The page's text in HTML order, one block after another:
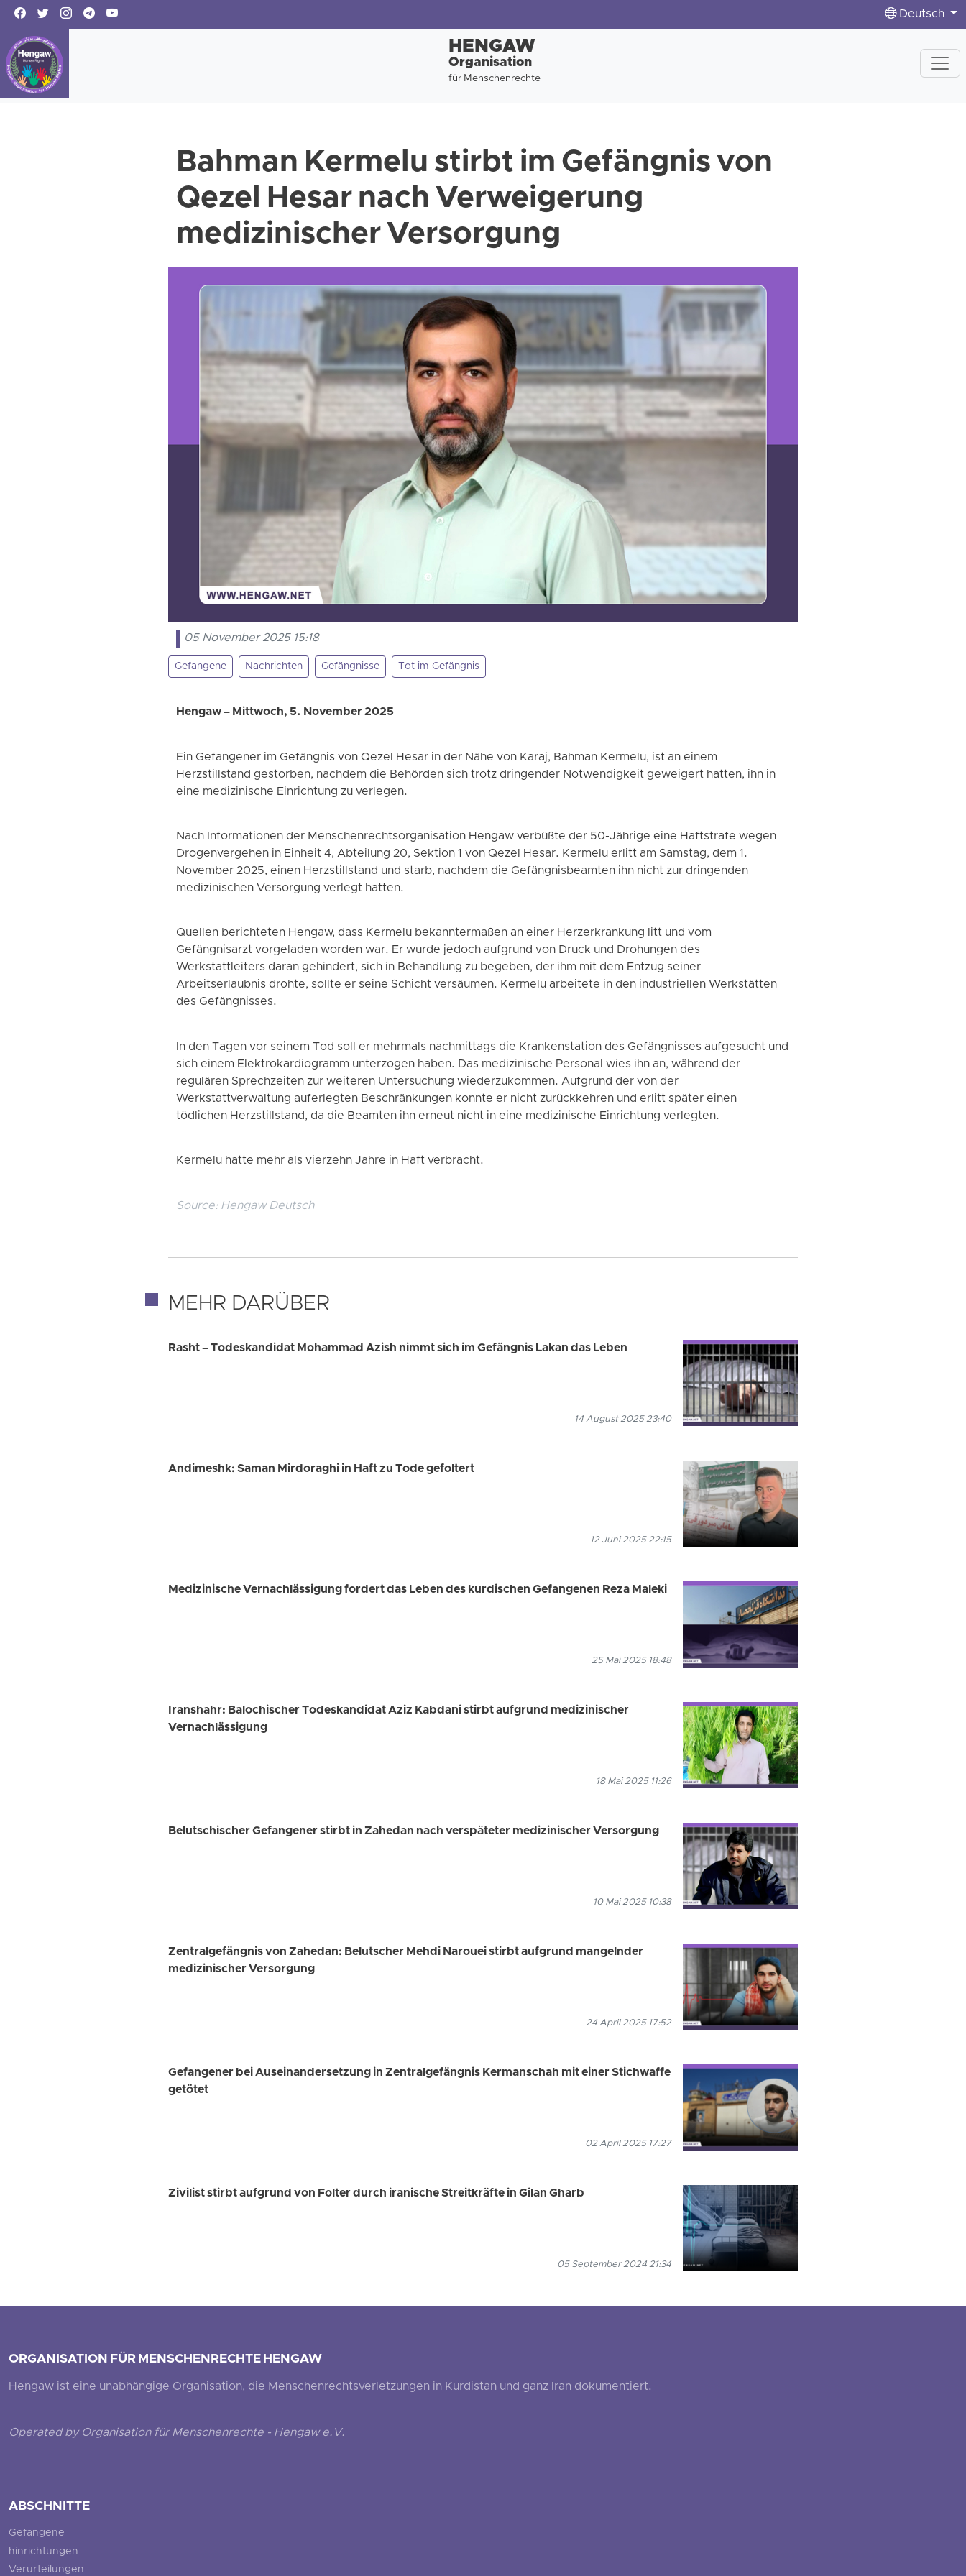
Deutsch
HENGAW
Organisation
für Menschenrechte
Bahman Kermelu stirbt im Gefängnis von
Qezel Hesar nach Verweigerung
medizinischer Versorgung
05 November 2025 15:18
Gefangene Nachrichten Gefängnisse Tot im Gefängnis
Hengaw – Mittwoch, 5. November 2025
Ein Gefangener im Gefängnis von Qezel Hesar in der Nähe von Karaj, Bahman Kermelu, ist an einem
Herzstillstand gestorben, nachdem die Behörden sich trotz dringender Notwendigkeit geweigert hatten, ihn in
eine medizinische Einrichtung zu verlegen.
Nach Informationen der Menschenrechtsorganisation Hengaw verbüßte der 50-Jährige eine Haftstrafe wegen
Drogenvergehen in Einheit 4, Abteilung 20, Sektion 1 von Qezel Hesar. Kermelu erlitt am Samstag, dem 1.
November 2025, einen Herzstillstand und starb, nachdem die Gefängnisbeamten ihn nicht zur dringenden
medizinischen Versorgung verlegt hatten.
Quellen berichteten Hengaw, dass Kermelu bekanntermaßen an einer Herzerkrankung litt und vom
Gefängnisarzt vorgeladen worden war. Er wurde jedoch aufgrund von Druck und Drohungen des
Werkstattleiters daran gehindert, sich in Behandlung zu begeben, der ihm mit dem Entzug seiner
Arbeitserlaubnis drohte, sollte er seine Schicht versäumen. Kermelu arbeitete in den industriellen Werkstätten
des Gefängnisses.
In den Tagen vor seinem Tod soll er mehrmals nachmittags die Krankenstation des Gefängnisses aufgesucht und
sich einem Elektrokardiogramm unterzogen haben. Das medizinische Personal wies ihn an, während der
regulären Sprechzeiten zur weiteren Untersuchung wiederzukommen. Aufgrund der von der
Werkstattverwaltung auferlegten Beschränkungen konnte er nicht zurückkehren und erlitt später einen
tödlichen Herzstillstand, da die Beamten ihn erneut nicht in eine medizinische Einrichtung verlegten.
Kermelu hatte mehr als vierzehn Jahre in Haft verbracht.
Source: Hengaw Deutsch
MEHR DARÜBER
Rasht – Todeskandidat Mohammad Azish nimmt sich im Gefängnis Lakan das Leben
14 August 2025 23:40
Andimeshk: Saman Mirdoraghi in Haft zu Tode gefoltert
12 Juni 2025 22:15
Medizinische Vernachlässigung fordert das Leben des kurdischen Gefangenen Reza Maleki
25 Mai 2025 18:48
Iranshahr: Balochischer Todeskandidat Aziz Kabdani stirbt aufgrund medizinischer
Vernachlässigung
18 Mai 2025 11:26
Belutschischer Gefangener stirbt in Zahedan nach verspäteter medizinischer Versorgung
10 Mai 2025 10:38
Zentralgefängnis von Zahedan: Belutscher Mehdi Narouei stirbt aufgrund mangelnder
medizinischer Versorgung
24 April 2025 17:52
Gefangener bei Auseinandersetzung in Zentralgefängnis Kermanschah mit einer Stichwaffe
getötet
02 April 2025 17:27
Zivilist stirbt aufgrund von Folter durch iranische Streitkräfte in Gilan Gharb
05 September 2024 21:34
ORGANISATION FÜR MENSCHENRECHTE HENGAW
Hengaw ist eine unabhängige Organisation, die Menschenrechtsverletzungen in Kurdistan und ganz Iran dokumentiert.
Operated by Organisation für Menschenrechte - Hengaw e.V.
ABSCHNITTE
Gefangene
hinrichtungen
Verurteilungen